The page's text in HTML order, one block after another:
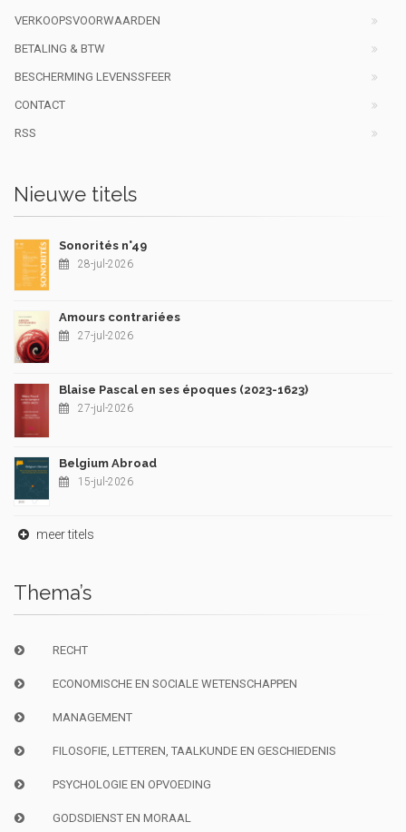
VERKOOPSVOORWAARDEN
BETALING & BTW
BESCHERMING LEVENSSFEER
CONTACT
RSS
Nieuwe titels
Sonorités n°49
28-jul-2026
Amours contrariées
27-jul-2026
Blaise Pascal en ses époques (2023-1623)
27-jul-2026
Belgium Abroad
15-jul-2026
meer titels
Thema’s
RECHT
ECONOMISCHE EN SOCIALE WETENSCHAPPEN
MANAGEMENT
FILOSOFIE, LETTEREN, TAALKUNDE EN GESCHIEDENIS
PSYCHOLOGIE EN OPVOEDING
GODSDIENST EN MORAAL